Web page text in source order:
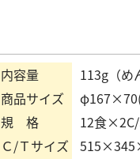
内容量
113g（め
商品サイズ
規 格
12食
Ｃ/Ｔサイズ